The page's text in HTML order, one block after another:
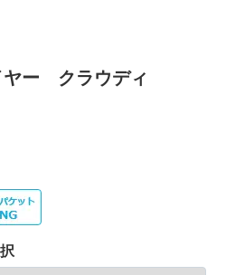
ヤー クラウディ